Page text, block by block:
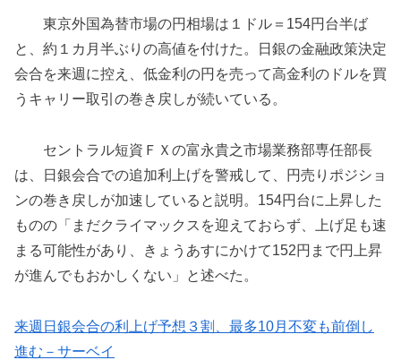
東京外国為替市場の円相場は１ドル＝154円台半ば
と、約１カ月半ぶりの高値を付けた。日銀の金融政策決定
会合を来週に控え、低金利の円を売って高金利のドルを買
うキャリー取引の巻き戻しが続いている。
セントラル短資ＦＸの富永貴之市場業務部専任部長
は、日銀会合での追加利上げを警戒して、円売りポジショ
ンの巻き戻しが加速していると説明。154円台に上昇した
ものの「まだクライマックスを迎えておらず、上げ足も速
まる可能性があり、きょうあすにかけて152円まで円上昇
が進んでもおかしくない」と述べた。
来週日銀会合の利上げ予想３割、最多10月不変も前倒し
進む－サーベイ